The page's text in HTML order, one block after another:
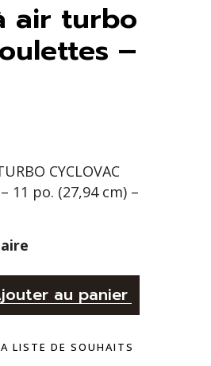
air turbo
–
CYCLOVAC
11 po. (27,94 cm) –
au panier
LISTE DE SOUHAITS